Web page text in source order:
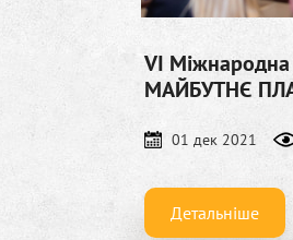
VI
МАЙБУТНЄ
01 дек 2021
Детальніше